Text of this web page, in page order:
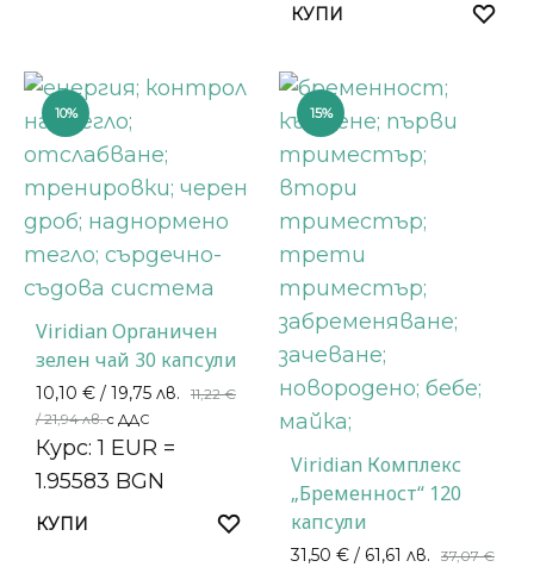
КУПИ
10%
Viridian Органичен
зелен чай 30 капсули
10,10 € / 19,75 лв. 11,22€
/ 21,94 лв.с ДДС
Курс: 1 EUR =
1.95583 BGN
КУПИ
15%
Viridian Комплекс
„Бременност“ 120
капсули
31,50 € / 61,61 лв. 37,07€